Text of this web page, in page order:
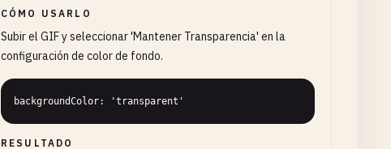
CÓMO USARLO
Subir el GIF y seleccionar 'Mantener Transparencia' en la
configuración de color de fondo.
backgroundColor: 'transparent'
RESULTADO